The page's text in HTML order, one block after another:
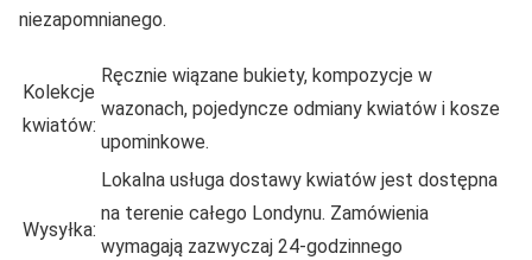
niezapomnianego.
Kolekcje
kwiatów:
Ręcznie wiązane bukiety, kompozycje w
wazonach, pojedyncze odmiany kwiatów i kosze
upominkowe.
Wysyłka:
Lokalna usługa dostawy kwiatów jest dostępna
na terenie całego Londynu. Zamówienia
wymagają zazwyczaj 24-godzinnego